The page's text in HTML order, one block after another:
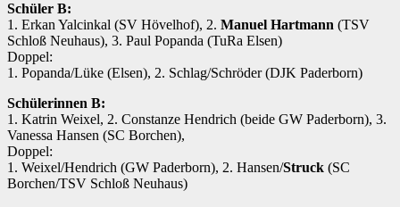
Schüler B:
1. Erkan Yalcinkal (SV Hövelhof), 2. Manuel Hartmann (TSV
Schloß Neuhaus), 3. Paul Popanda (TuRa Elsen)
Doppel:
1. Popanda/Lüke (Elsen), 2. Schlag/Schröder (DJK Paderborn)
Schülerinnen B:
1. Katrin Weixel, 2. Constanze Hendrich (beide GW Paderborn), 3.
Vanessa Hansen (SC Borchen),
Doppel:
1. Weixel/Hendrich (GW Paderborn), 2. Hansen/Struck (SC
Borchen/TSV Schloß Neuhaus)